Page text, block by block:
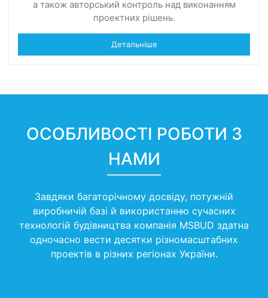
а також авторський контроль над виконанням
проектних рішень.
Детальніше
ОСОБЛИВОСТІ РОБОТИ З
НАМИ
Завдяки багаторічному досвіду, потужній
виробничій базі й використанню сучасних
технологій будівництва компанія MSBUD здатна
одночасно вести десятки різномасштабних
проектів в різних регіонах України.